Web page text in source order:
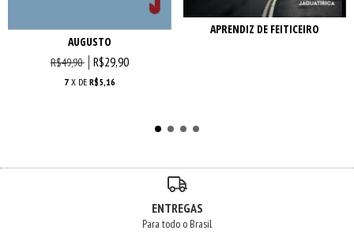
AUGUSTO
R$49,90 R$29,90
7 X DE R$5,16
APRENDIZ DE FEITICEIRO
ENTREGAS
Para todo o Brasil